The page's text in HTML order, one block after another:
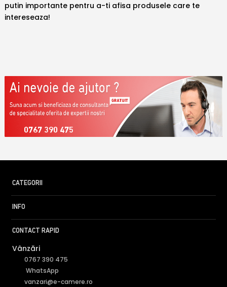
putin importante pentru a-ti afisa produsele care te
intereseaza!
0767 390 475
CATEGORII
INFO
CONTACT RAPID
Vânzări
0767 390 475
WhatsApp
vanzari@e-camere.ro